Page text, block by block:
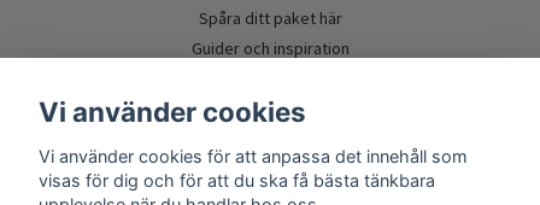
Spåra ditt paket här
Guider och inspiration
Vi använder cookies
Vi använder cookies för att anpassa det innehåll som
visas för dig och för att du ska få bästa tänkbara